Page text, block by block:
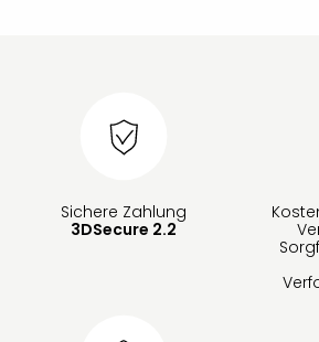
Sichere Zahlung
3DSecure 2.2